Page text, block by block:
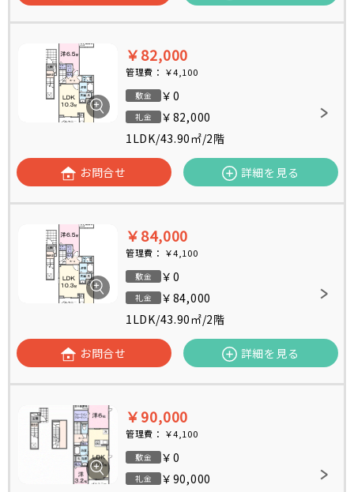
￥82,000
管理費： ￥4,100
敷金 ￥0
礼金
￥82,000
1LDK/43.90㎡/2階
お問合せ 詳細を見る
￥84,000
管理費： ￥4,100
敷金 ￥0
礼金
￥84,000
1LDK/43.90㎡/2階
お問合せ 詳細を見る
￥90,000
管理費： ￥4,100
敷金 ￥0
礼金 ￥90,000